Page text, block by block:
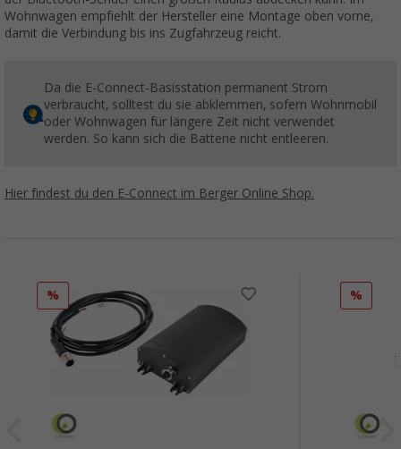
Wohnwagen empfiehlt der Hersteller eine Montage oben vorne,
damit die Verbindung bis ins Zugfahrzeug reicht.
Da die E-Connect-Basisstation permanent Strom
verbraucht, solltest du sie abklemmen, sofern Wohnmobil
oder Wohnwagen für längere Zeit nicht verwendet
werden. So kann sich die Batterie nicht entleeren.
Hier findest du den E-Connect im Berger Online Shop.
% %